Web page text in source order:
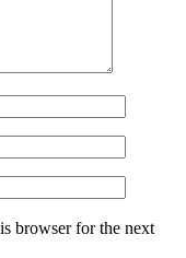
browser for the next